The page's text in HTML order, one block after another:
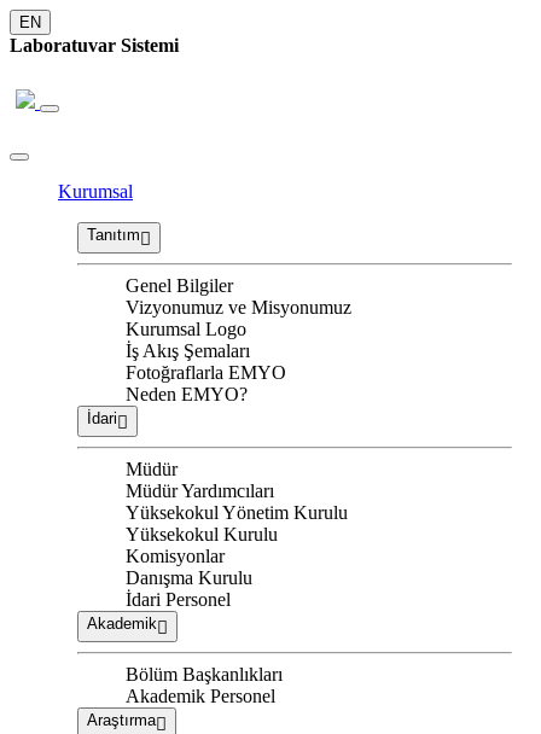
EN
Laboratuvar Sistemi
Kurumsal
Tanıtım
Genel Bilgiler
Vizyonumuz ve Misyonumuz
Kurumsal Logo
İş Akış Şemaları
Fotoğraflarla EMYO
Neden EMYO?
İdari
Müdür
Müdür Yardımcıları
Yüksekokul Yönetim Kurulu
Yüksekokul Kurulu
Komisyonlar
Danışma Kurulu
İdari Personel
Akademik
Bölüm Başkanlıkları
Akademik Personel
Araştırma